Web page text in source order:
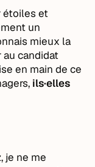
étoiles et
un
mieux la
au candidat
en main de ce
ils·elles
je ne me